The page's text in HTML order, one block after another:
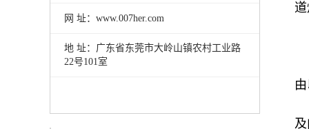
网 址：www.007her.com
地 址： 广东省东莞市大岭山镇农村工业路
22号101室